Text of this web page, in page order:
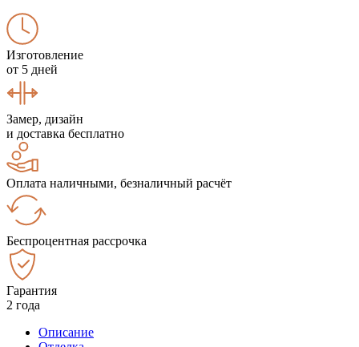
Изготовление
от 5 дней
Замер, дизайн
и доставка бесплатно
Оплата наличными, безналичный расчёт
Беспроцентная рассрочка
Гарантия
2 года
Описание